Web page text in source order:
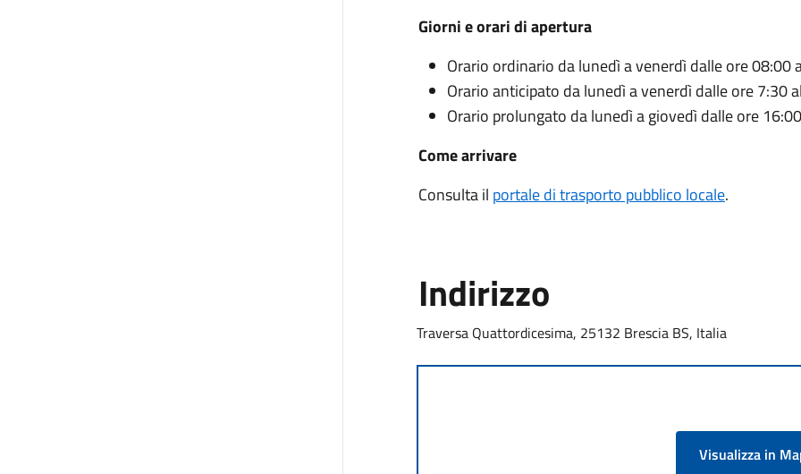
Giorni e orari di apertura
Orario ordinario da lunedì a venerdì dalle ore 08:00
Orario anticipato da lunedì a venerdì dalle ore 7:30
Orario prolungato da lunedì a giovedì dalle ore
Come arrivare
Consulta il portale di trasporto pubblico locale.
Indirizzo
Traversa Quattordicesima, 25132 Brescia BS, Italia
Visualizza in